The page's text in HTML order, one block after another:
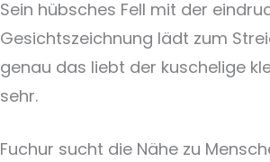
Sein hübsches Fell mit der
Gesichtszeichnung lädt zum
genau das liebt der kuschelige
sehr.
Fuchur sucht die Nähe zu